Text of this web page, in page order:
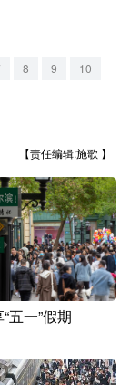
8 9
10
【责任编辑:施歌 】
五一”假期